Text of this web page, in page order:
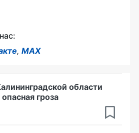
, MAX
области
гроза